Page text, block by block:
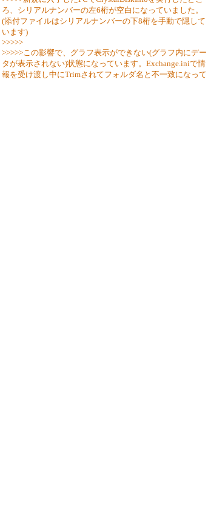
ろ、シリアルナンバーの左6桁が空白になっていました。
(添付ファイルはシリアルナンバーの下8桁を手動で隠して
います)
>>>>>
>>>>>この影響で、グラフ表示ができない(グラフ内にデー
タが表示されない)状態になっています。Exchange.iniで情
報を受け渡し中にTrimされてフォルダ名と不一致になって